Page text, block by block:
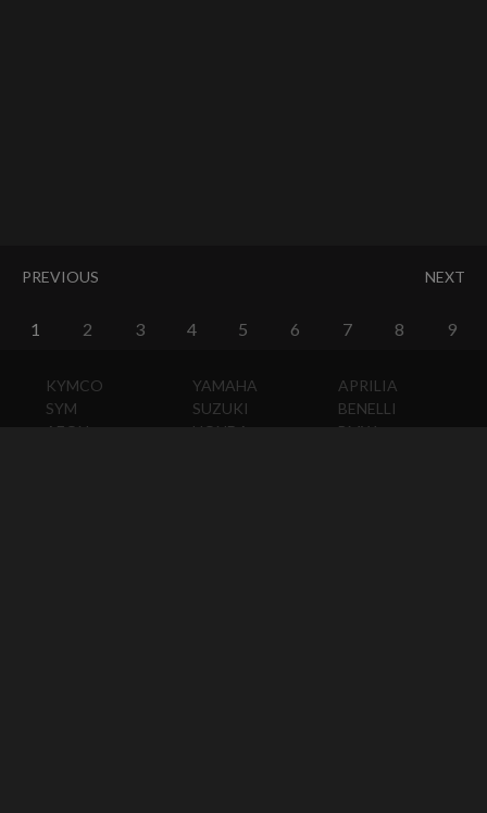
PREVIOUS NEXT
1 2 3 4 5 6 7 8 9
KYMCO
SYM
AEON
YAMAHA
SUZUKI
HONDA
APRILIA
BENELLI
BMW